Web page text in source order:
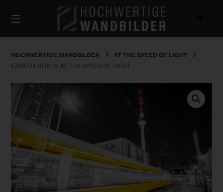
zum
Inhalt
HOCHWERTIGE WANDBILDER
AT THE SPEED OF LIGHT
EZ00774 BERLIN AT THE SPEED OF LIGHT